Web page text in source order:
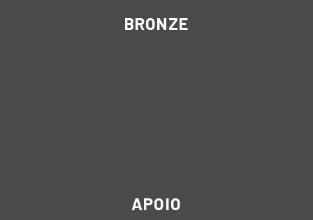
BRONZE
APOIO